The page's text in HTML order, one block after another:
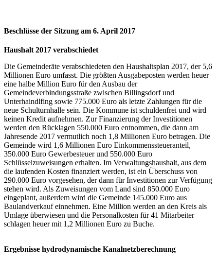
Beschlüsse der Sitzung am 6. April 2017
Haushalt 2017 verabschiedet
Die Gemeinderäte verabschiedeten den Haushaltsplan 2017, der 5,6
Millionen Euro umfasst. Die größten Ausgabeposten werden heuer
eine halbe Million Euro für den Ausbau der
Gemeindeverbindungsstraße zwischen Billingsdorf und
Unterhaindlfing sowie 775.000 Euro als letzte Zahlungen für die
neue Schulturnhalle sein. Die Kommune ist schuldenfrei und wird
keinen Kredit aufnehmen. Zur Finanzierung der Investitionen
werden den Rücklagen 550.000 Euro entnommen, die dann am
Jahresende 2017 vermutlich noch 1,8 Millionen Euro betragen. Die
Gemeinde wird 1,6 Millionen Euro Einkommenssteueranteil,
350.000 Euro Gewerbesteuer und 550.000 Euro
Schlüsselzuweisungen erhalten. Im Verwaltungshaushalt, aus dem
die laufenden Kosten finanziert werden, ist ein Überschuss von
290.000 Euro vorgesehen, der dann für Investitionen zur Verfügung
stehen wird. Als Zuweisungen vom Land sind 850.000 Euro
eingeplant, außerdem wird die Gemeinde 145.000 Euro aus
Baulandverkauf einnehmen. Eine Million werden an den Kreis als
Umlage überwiesen und die Personalkosten für 41 Mitarbeiter
schlagen heuer mit 1,2 Millionen Euro zu Buche.
Ergebnisse hydrodynamische Kanalnetzberechnung